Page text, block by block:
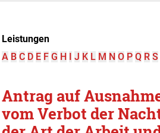
Leistungen
A B C D E F G H I J K L M N O P Q R S
Antrag auf
vom Verbot der